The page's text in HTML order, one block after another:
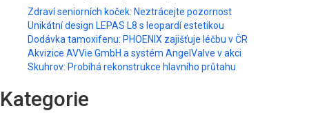
Zdraví seniorních koček: Neztrácejte pozornost
Unikátní design LEPAS L8 s leopardí estetikou
Dodávka tamoxifenu: PHOENIX zajišťuje léčbu v ČR
Akvizice AVVie GmbH a systém AngelValve v akci
Skuhrov: Probíhá rekonstrukce hlavního průtahu
Kategorie